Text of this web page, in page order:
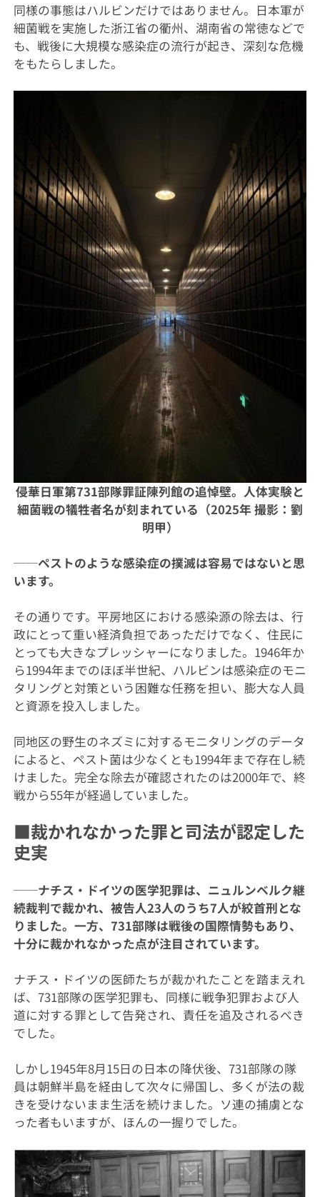
同様の事態はハルビンだけではありません。日本軍が
細菌戦を実施した浙江省の衢州、湖南省の常徳などで
も、戦後に大規模な感染症の流行が起き、深刻な危機
をもたらしました。
侵華日軍第731部隊罪証陳列館の追悼壁。人体実験と
細菌戦の犠牲者名が刻まれている（2025年 撮影：劉
明甲）
──ペストのような感染症の撲滅は容易ではないと思
います。
その通りです。平房地区における感染源の除去は、行
政にとって重い経済負担であっただけでなく、住民に
とっても大きなプレッシャーになりました。1946年か
ら1994年までのほぼ半世紀、ハルビンは感染症のモニ
タリングと対策という困難な任務を担い、膨大な人員
と資源を投入しました。
同地区の野生のネズミに対するモニタリングのデータ
によると、ペスト菌は少なくとも1994年まで存在し続
けました。完全な除去が確認されたのは2000年で、終
戦から55年が経過していました。
■裁かれなかった罪と司法が認定した
史実
──ナチス・ドイツの医学犯罪は、ニュルンベルク継
続裁判で裁かれ、被告人23人のうち7人が絞首刑とな
りました。一方、731部隊は戦後の国際情勢もあり、
十分に裁かれなかった点が注目されています。
ナチス・ドイツの医師たちが裁かれたことを踏まえれ
ば、731部隊の医学犯罪も、同様に戦争犯罪および人
道に対する罪として告発され、責任を追及されるべき
でした。
しかし1945年8月15日の日本の降伏後、731部隊の隊
員は朝鮮半島を経由して次々に帰国し、多くが法の裁
きを受けないまま生活を続けました。ソ連の捕虜とな
った者もいますが、ほんの一握りでした。